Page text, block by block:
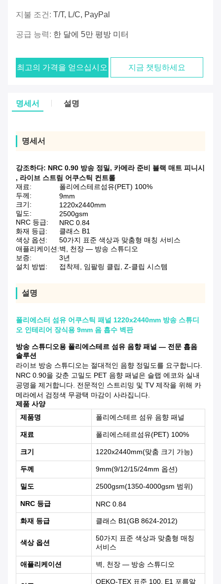
지불 조건: T/T, L/C, PayPal
공급 능력: 한 달에 5만 평방 미터
최고의 가격을 얻으십시오 지금 챗팅하세요
명세서 설명
명세서
강조하다: NRC 0.90 방송 정밀, 카메라 준비 블랙 매트 피니시
, 라이브 스트림 어쿠스틱 컨트롤
재료:
폴리에스테르섬유(PET) 100%
두께:
9mm
크기:
1220x2440mm
밀도:
2500gsm
NRC 등급:
NRC 0.84
화재 등급:
클래스 B1
색상 옵션:
50가지 표준 색상과 맞춤형 매칭 서비스
애플리케이션:벽, 천장 — 방송 스튜디오
보증:
3년
설치 방법:
접착제, 임팔링 클립, Z-클립 시스템
설명
폴리에스터 섬유 어쿠스틱 패널 1220x2440mm 방송 스튜디
오 인테리어 장식용 9mm 음 흡수 벽판
방송 스튜디오용 폴리에스테르 섬유 음향 패널 — 전문 흡음
솔루션
라이브 방송 스튜디오는 절대적인 음향 정밀도를 요구합니다.
NRC 0.90을 갖춘 고밀도 PET 음향 패널은 슬랩 에코와 실내
공명을 제거합니다. 전문적인 스트리밍 및 TV 제작을 위해 카
메라에서 검정색 무광택 마감이 사라집니다.
제품 사양
제품명
폴리에스테르 섬유 음향 패널
재료 폴리에스테르섬유(PET) 100%
크기 1220x2440mm(맞춤 크기 가능)
두께 9mm(9/12/15/24mm 옵션)
밀도 2500gsm(1350-4000gsm 범위)
NRC 등급 NRC 0.84
화재 등급 클래스 B1(GB 8624-2012)
색상 옵션
50가지 표준 색상과 맞춤형 매칭
서비스
애플리케이션 벽, 천장 — 방송 스튜디오
OEKO-TEX 표준 100, E1 포름알